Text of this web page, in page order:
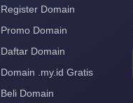
Register Domain
Promo Domain
Daftar Domain
Domain .my.id Gratis
Beli Domain